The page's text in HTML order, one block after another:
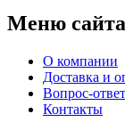
Меню сайта
О компании
Доставка и
Вопрос-ответ
Контакты